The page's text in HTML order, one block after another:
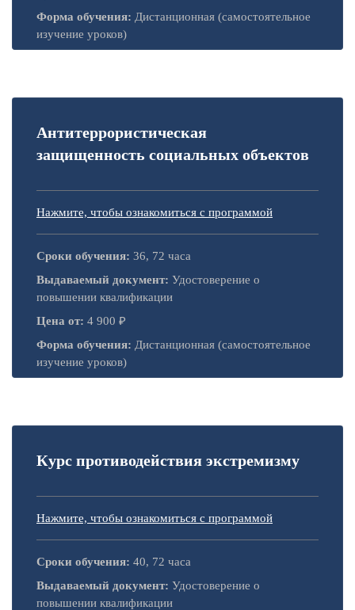
Форма обучения: Дистанционная (самостоятельное
изучение уроков)
Антитеррористическая
защищенность социальных объектов
Нажмите, чтобы ознакомиться с программой
Сроки обучения: 36, 72 часа
Выдаваемый документ: Удостоверение о
повышении квалификации
Цена от: 4 900 ₽
Форма обучения: Дистанционная (самостоятельное
изучение уроков)
Курс противодействия экстремизму
Нажмите, чтобы ознакомиться с программой
Сроки обучения: 40, 72 часа
Выдаваемый документ: Удостоверение о
повышении квалификации